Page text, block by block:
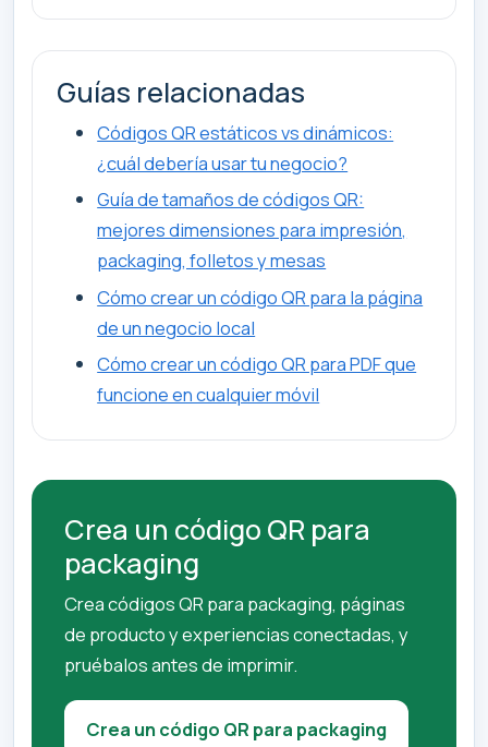
Guías relacionadas
Códigos QR estáticos vs dinámicos:
¿cuál debería usar tu negocio?
Guía de tamaños de códigos QR:
mejores dimensiones para impresión,
packaging, folletos y mesas
Cómo crear un código QR para la página
de un negocio local
Cómo crear un código QR para PDF que
funcione en cualquier móvil
Crea un código QR para
packaging
Crea códigos QR para packaging, páginas
de producto y experiencias conectadas, y
pruébalos antes de imprimir.
Crea un código QR para packaging